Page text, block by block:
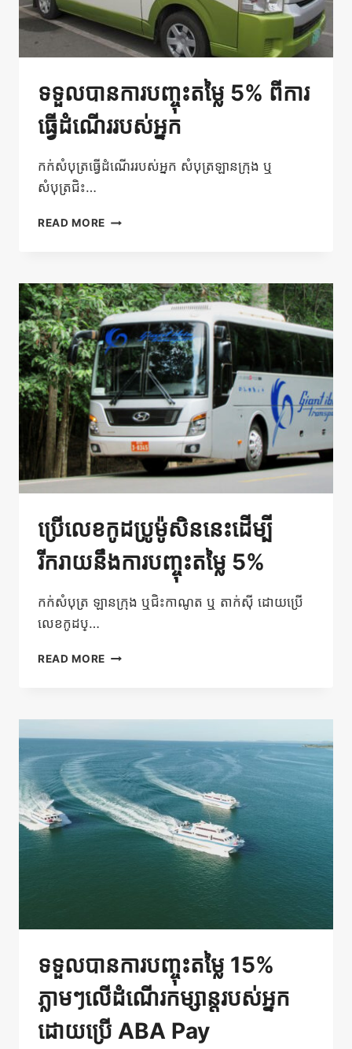
ABA
ទទួលបានការបញ្ចុះតម្លៃ 5% ពីការ
ធ្វើដំណើររបស់អ្នក
កក់សំបុត្រធ្វើដំណើររបស់អ្នក សំបុត្រឡានក្រុង ឬ
សំបុត្រជិះ…
READ MORE ទទួល
តម្លៃ
5%
ពី
ការ
ធ្វើ
ដំណើរ
របស់
អ្នក
ប្រើលេខកូដប្រូម៉ូសិននេះដើម្បី
រីករាយនឹងការបញ្ចុះតម្លៃ 5%
កក់សំបុត្រ ឡានក្រុង ឬជិះកាណូត ឬ តាក់ស៊ី ដោយប្រើ
លេខកូដប្…
READ MORE
នេះ
ដើម្បី
រីករាយ
នឹង
បញ្ចុះ
តម្លៃ
ទទួលបានការបញ្ចុះតម្លៃ 15%
ភ្លាមៗលើដំណើរកម្សាន្តរបស់អ្នក
ដោយប្រើ ABA Pay